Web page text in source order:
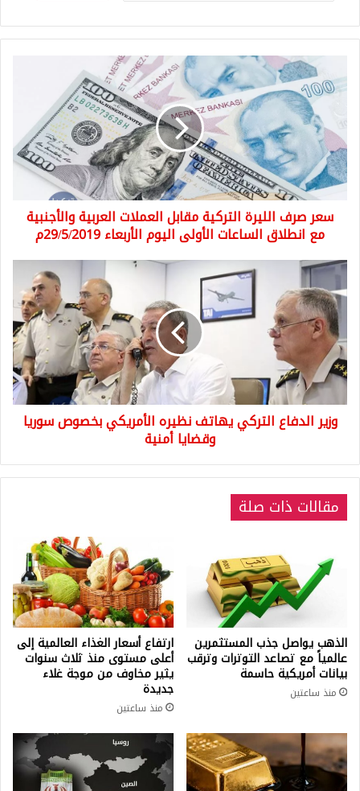
صرف
الليرة
التركية
مقابل
العملات
العربية
والأجنبية
مع
انطلاق
الساعات
اليوم
الأربعاء
29/5/2019م
سعر صرف الليرة التركية مقابل العملات العربية والأجنبية
مع انطلاق الساعات الأولى اليوم الأربعاء 29/5/2019م
وزير
الدفاع
التركي
يهاتف
نظيره
الأمريكي
بخصوص
سوريا
وقضايا
أمنية
وزير الدفاع التركي يهاتف نظيره الأمريكي بخصوص سوريا
وقضايا أمنية
مقالات ذات صلة
الذهب يواصل جذب المستثمرين
عالمياً مع تصاعد التوترات وترقب
بيانات أمريكية حاسمة
منذ ساعتين
ارتفاع أسعار الغذاء العالمية إلى
أعلى مستوى منذ ثلاث سنوات
يثير مخاوف من موجة غلاء
جديدة
منذ ساعتين